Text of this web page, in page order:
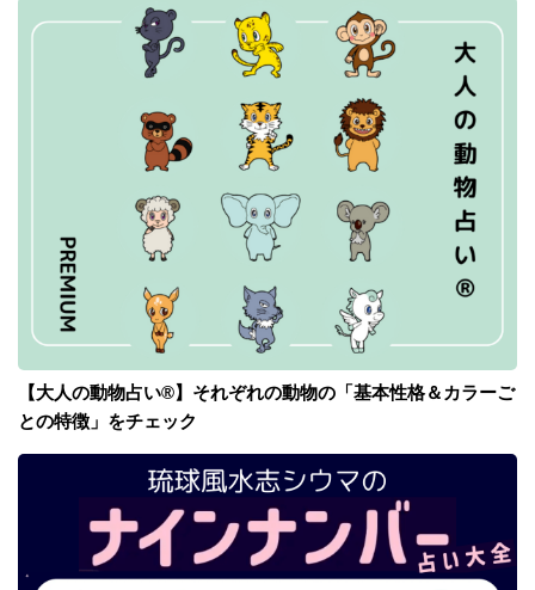
【大人の動物占い®】それぞれの動物の「基本性格＆カラーご
との特徴」をチェック